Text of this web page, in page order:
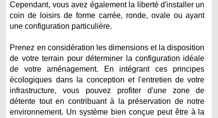
Cependant, vous avez également la liberté d'installer un
coin de loisirs de forme carrée, ronde, ovale ou ayant
une configuration particulière.
Prenez en considération les dimensions et la disposition
de votre terrain pour déterminer la configuration idéale
de votre aménagement. En intégrant ces principes
écologiques dans la conception et l'entretien de votre
infrastructure, vous pouvez profiter d'une zone de
détente tout en contribuant à la préservation de notre
environnement. Un système bien conçue peut être à la